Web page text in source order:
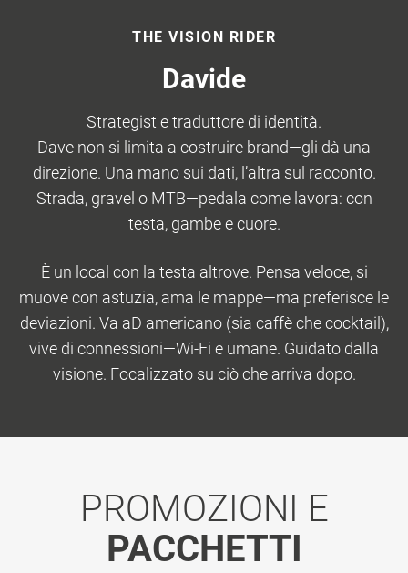
THE VISION RIDER
Davide
Strategist e traduttore di identità.
Dave non si limita a costruire brand—gli dà una
direzione. Una mano sui dati, l’altra sul racconto.
Strada, gravel o MTB—pedala come lavora: con
testa, gambe e cuore.
È un local con la testa altrove. Pensa veloce, si
muove con astuzia, ama le mappe—ma preferisce le
deviazioni. Va aD americano (sia caffè che cocktail),
vive di connessioni—Wi-Fi e umane. Guidato dalla
visione. Focalizzato su ciò che arriva dopo.
PROMOZIONI E
PACCHETTI